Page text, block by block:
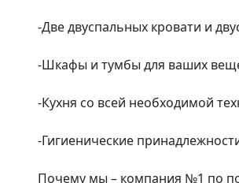
-Две двуспальных кровати и
-Шкафы и тумбы для ваших
-Кухня со всей необходимой
-Гигиенические
Почему мы – компания №1 по